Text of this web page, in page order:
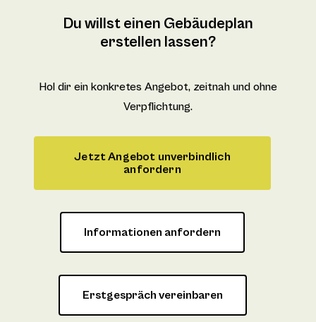
Du willst einen Gebäudeplan
erstellen lassen?
Hol dir ein konkretes Angebot, zeitnah und ohne
Verpflichtung.
Jetzt Angebot unverbindlich
anfordern
Informationen anfordern
Erstgespräch vereinbaren